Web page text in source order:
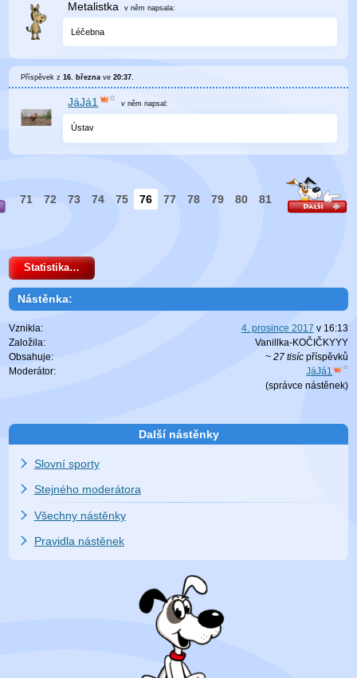
Metalistka v něm napsala:
Léčebna
Příspěvek z16. března ve20:37
JáJá1 v něm napsal:
Ústav
71 72 73 74 75 76 77 78 79 80 81
Statistika…
Nástěnka:
Vznikla: 4. prosince 2017 v 16:13
Založila:
Vanillka-KOČIČKYYY
Obsahuje:
~ 27 tisícpříspěvků
Moderátor:
JáJá1
(správce nástěnek)
Další nástěnky
Slovní sporty
Stejného moderátora
Všechny nástěnky
Pravidla nástěnek